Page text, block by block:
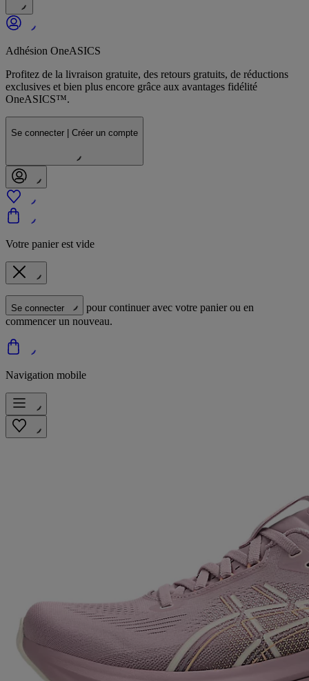
Adhésion OneASICS
Profitez de la livraison gratuite, des retours gratuits, de réductions
exclusives et bien plus encore grâce aux avantages fidélité
OneASICS™.
Se connecter | Créer un compte
Votre panier est vide
Se connecter
pour continuer avec votre panier ou en
commencer un nouveau.
Navigation mobile